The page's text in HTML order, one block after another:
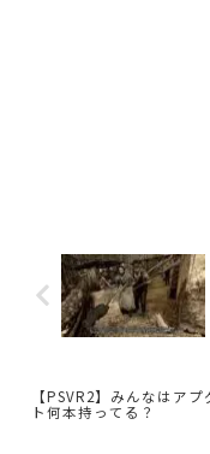
【PSVR2】みんなはア
ト何本持ってる？